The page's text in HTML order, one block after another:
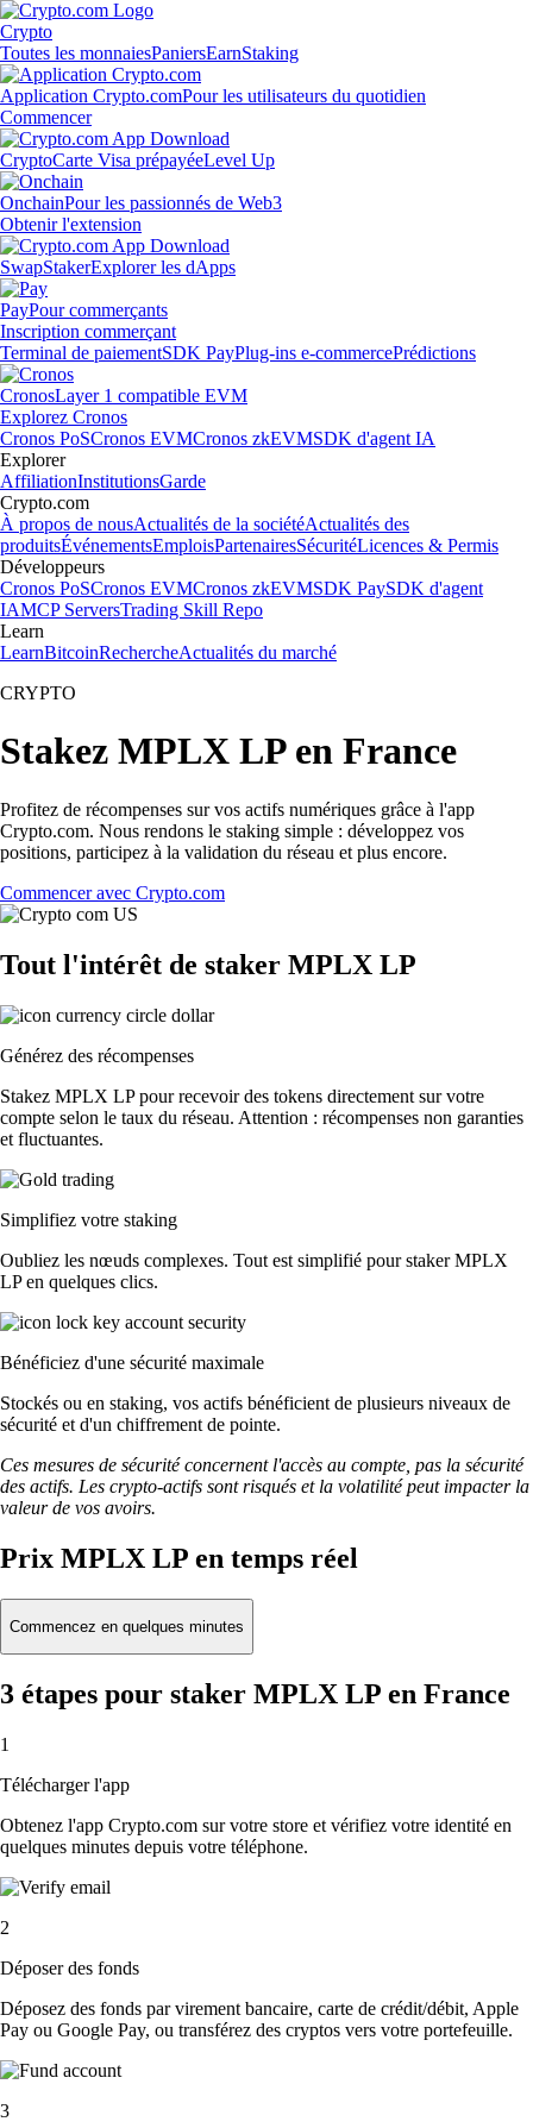
Crypto
Toutes les monnaiesPaniersEarnStaking
Application Crypto.comPour les utilisateurs du quotidien
Commencer
CryptoCarte Visa prépayéeLevel Up
OnchainPour les passionnés de Web3
Obtenir l'extension
SwapStakerExplorer les dApps
PayPour commerçants
Inscription commerçant
Terminal de paiementSDK PayPlug-ins e-commercePrédictions
CronosLayer 1 compatible EVM
Explorez Cronos
Cronos PoSCronos EVMCronos zkEVMSDK d'agent IA
Explorer
AffiliationInstitutionsGarde
Crypto.com
À propos de nousActualités de la sociétéActualités des
produitsÉvénementsEmploisPartenairesSécuritéLicences & Permis
Développeurs
Cronos PoSCronos EVMCronos zkEVMSDK PaySDK d'agent
IAMCP ServersTrading Skill Repo
Learn
LearnBitcoinRechercheActualités du marché
CRYPTO
Stakez MPLX LP en France
Profitez de récompenses sur vos actifs numériques grâce à l'app
Crypto.com. Nous rendons le staking simple : développez vos
positions, participez à la validation du réseau et plus encore.
Commencer avec Crypto.com
Tout l'intérêt de staker MPLX LP
Générez des récompenses
Stakez MPLX LP pour recevoir des tokens directement sur votre
compte selon le taux du réseau. Attention : récompenses non garanties
et fluctuantes.
Simplifiez votre staking
Oubliez les nœuds complexes. Tout est simplifié pour staker MPLX
LP en quelques clics.
Bénéficiez d'une sécurité maximale
Stockés ou en staking, vos actifs bénéficient de plusieurs niveaux de
sécurité et d'un chiffrement de pointe.
Ces mesures de sécurité concernent l'accès au compte, pas la sécurité
des actifs. Les crypto-actifs sont risqués et la volatilité peut impacter la
valeur de vos avoirs.
Prix MPLX LP en temps réel
Commencez en quelques minutes
3 étapes pour staker MPLX LP en France
1
Télécharger l'app
Obtenez l'app Crypto.com sur votre store et vérifiez votre identité en
quelques minutes depuis votre téléphone.
2
Déposer des fonds
Déposez des fonds par virement bancaire, carte de crédit/débit, Apple
Pay ou Google Pay, ou transférez des cryptos vers votre portefeuille.
3